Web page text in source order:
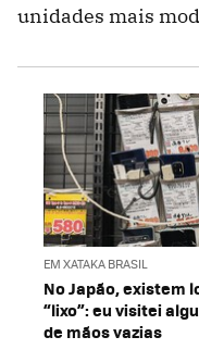
unidades mais
EM XATAKA BRASIL
No Japão, existem
“lixo”: eu visitei
de mãos vazias